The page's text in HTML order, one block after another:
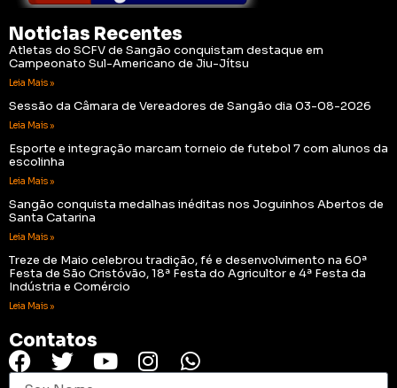
Noticias Recentes
Atletas do SCFV de Sangão conquistam destaque em
Campeonato Sul-Americano de Jiu-Jítsu
Leia Mais »
Sessão da Câmara de Vereadores de Sangão dia 03-08-2026
Leia Mais »
Esporte e integração marcam torneio de futebol 7 com alunos da
escolinha
Leia Mais »
Sangão conquista medalhas inéditas nos Joguinhos Abertos de
Santa Catarina
Leia Mais »
Treze de Maio celebrou tradição, fé e desenvolvimento na 60ª
Festa de São Cristóvão, 18ª Festa do Agricultor e 4ª Festa da
Indústria e Comércio
Leia Mais »
Contatos